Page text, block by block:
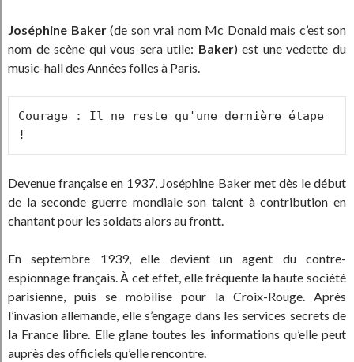
Joséphine Baker (de son vrai nom Mc Donald mais c’est son
nom de scène qui vous sera utile: Baker) est une vedette du
music-hall des Années folles à Paris.
Courage : Il ne reste qu'une dernière étape
!
Devenue française en 1937, Joséphine Baker met dès le début
de la seconde guerre mondiale son talent à contribution en
chantant pour les soldats alors au frontt.
En septembre 1939, elle devient un agent du contre-
espionnage français. À cet effet, elle fréquente la haute société
parisienne, puis se mobilise pour la Croix-Rouge. Après
l’invasion allemande, elle s’engage dans les services secrets de
la France libre. Elle glane toutes les informations qu’elle peut
auprès des officiels qu’elle rencontre.